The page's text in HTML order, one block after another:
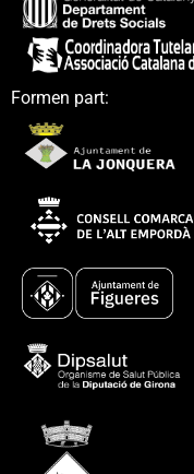
Formen part: